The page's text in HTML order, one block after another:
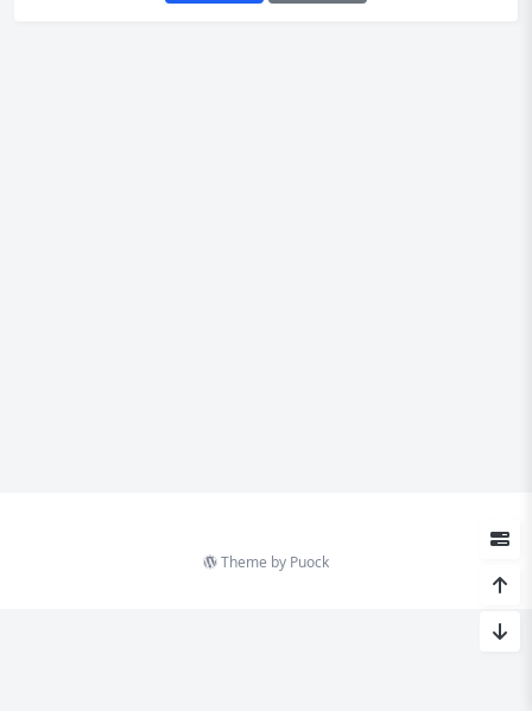
Theme by Puock